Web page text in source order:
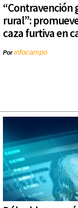
“Contravención
rural”:
caza furtiva en
Porinfocampo